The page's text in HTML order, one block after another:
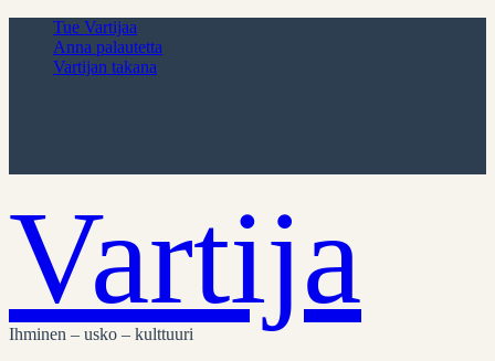
Tue Vartijaa
Anna palautetta
Vartijan takana
Vartija
Ihminen – usko – kulttuuri